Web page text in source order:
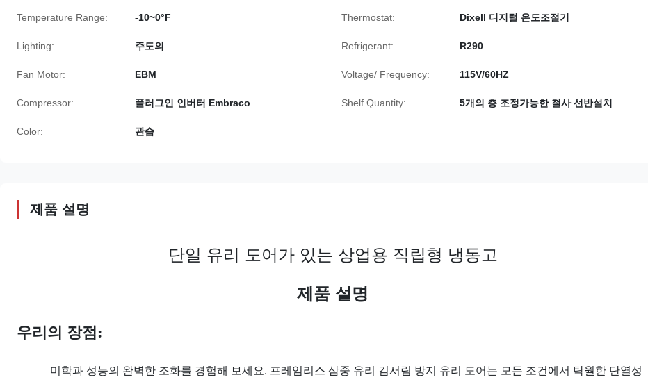
Temperature Range: -10~0°F Thermostat: Dixell 디지털 온도조절기
Lighting: 주도의 Refrigerant: R290
Fan Motor: EBM Voltage/ Frequency: 115V/60HZ
Compressor: 플러그인 인버터 Embraco Shelf Quantity: 5개의 층 조정가능한 철사 선반설치
Color: 관습
제품 설명
단일 유리 도어가 있는 상업용 직립형 냉동고
제품 설명
우리의 장점:
미학과 성능의 완벽한 조화를 경험해 보세요. 프레임리스 삼중 유리 김서림 방지 유리 도어는 모든 조건에서 탁월한 단열성